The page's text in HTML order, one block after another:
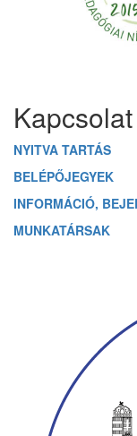
Kapcsolat
NYITVA TARTÁS
BELÉPŐJEGYEK
INFORMÁCIÓ,
MUNKATÁRSAK